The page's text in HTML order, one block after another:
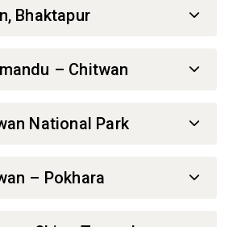
Bhaktapur
– Chitwan
National Park
– Pokhara